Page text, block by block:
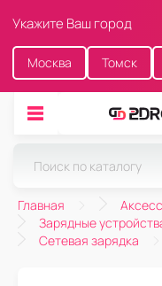
Укажите Ваш город
Москва Томск
Главная
Зарядные
Сетевая зарядка